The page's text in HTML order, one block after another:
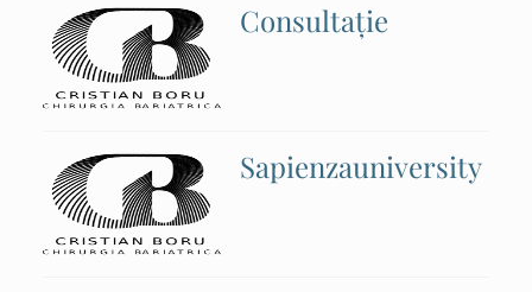
Consultație
Sapienzauniversity